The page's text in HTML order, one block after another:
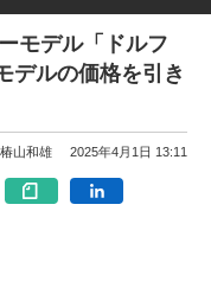
モデル「ドルフ
デルの価格を引き
山和雄 2025年4月1日 13:11